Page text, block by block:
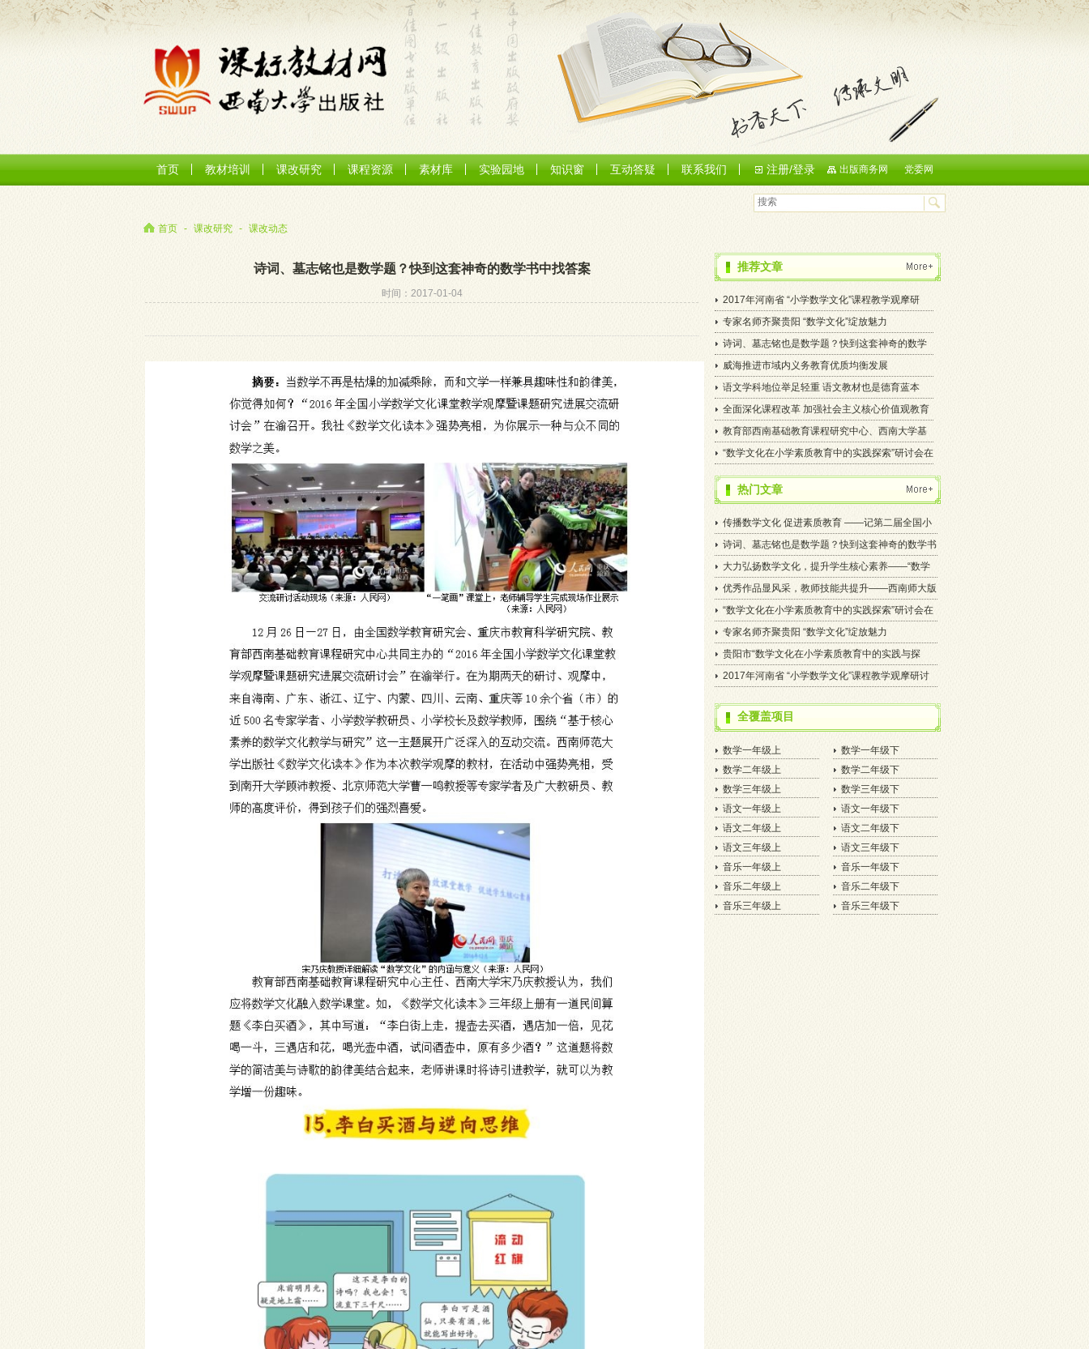
首页 教材培训 课改研究 课程资源 素材库 实验园地 知识窗 互动答疑 联系我们 党委网
出版商务网
注册/登录
首页 - 课改研究 - 课改动态
诗词、墓志铭也是数学题？快到这套神奇的数学书中找答案
时间：2017-01-04
推荐文章
2017年河南省 “小学数学文化”课程教学观摩研
专家名师齐聚贵阳 “数学文化”绽放魅力
诗词、墓志铭也是数学题？快到这套神奇的数学
书中找
威海推进市域内义务教育优质均衡发展
语文学科地位举足轻重 语文教材也是德育蓝本
全面深化课程改革 加强社会主义核心价值观教育
教育部西南基础教育课程研究中心、西南大学基
础教育
“数学文化在小学素质教育中的实践探索”研讨会在
忠
热门文章
传播数学文化 促进素质教育 ——记第二届全国小
学数学文化优质课大赛暨课堂教学观摩研讨会
诗词、墓志铭也是数学题？快到这套神奇的数学书
中找答案
大力弘扬数学文化，提升学生核心素养——“数学
文化在小学数学课程教学中的实践探索会暨全国数
学文化优质课大赛重庆市预赛”在江津进行
优秀作品显风采，教师技能共提升——西南师大版
课标音乐教案、课件获奖结果揭晓
“数学文化在小学素质教育中的实践探索”研讨会在
忠县召开
专家名师齐聚贵阳 “数学文化”绽放魅力
贵阳市“数学文化在小学素质教育中的实践与探
索”主题研讨推进活动成功举行
2017年河南省 “小学数学文化”课程教学观摩研讨
全覆盖项目
数学一年级上
数学二年级上
数学三年级上
语文一年级上
语文二年级上
语文三年级上
音乐一年级上
音乐二年级上
音乐三年级上
数学一年级下
数学二年级下
数学三年级下
语文一年级下
语文二年级下
语文三年级下
音乐一年级下
音乐二年级下
音乐三年级下